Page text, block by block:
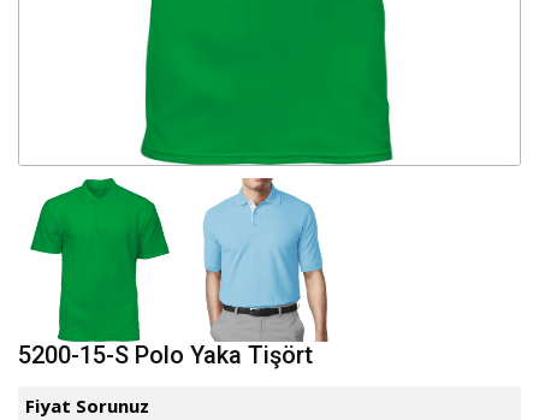
5200-15-S Polo Yaka Tişört
Fiyat Sorunuz